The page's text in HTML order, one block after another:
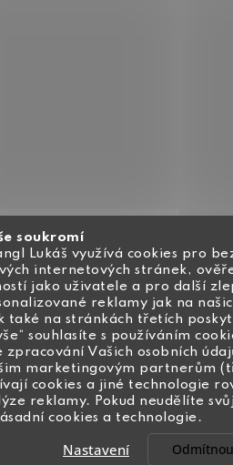
soukromí
Lukáš využívá cookies pro
internetových stránek,
jako uživatele a pro další
reklamy jak na
také na stránkách třetích
souhlasíte s používáním
zpracování Vašich osobních
marketingovým partnerům
cookies a jiné technologie
reklamy. Pokud neudělíte
cookies a technologie.
Nastavení